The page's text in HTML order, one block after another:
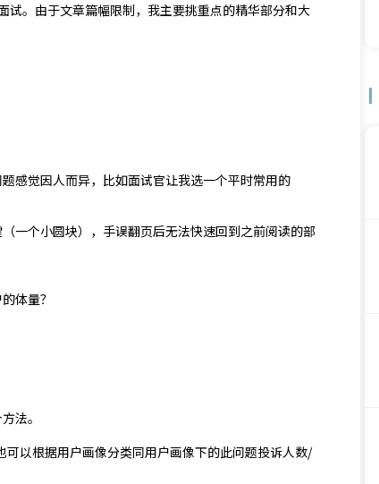
。由于文章篇幅限制，我主要挑重点的精华部分和大
感觉因人而异，比如面试官让我选一个平时常用的
一个小圆块），手误翻页后无法快速回到之前阅读的部
体量？
法。
以根据用户画像分类同用户画像下的此问题投诉人数/